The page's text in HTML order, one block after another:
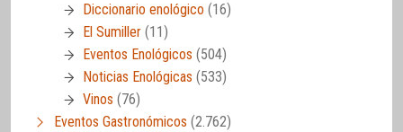
Diccionario enológico (16)
El Sumiller (11)
Eventos Enológicos (504)
Noticias Enológicas (533)
Vinos (76)
Eventos Gastronómicos (2.762)